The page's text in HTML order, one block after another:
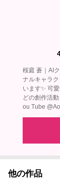
桜庭 蒼｜AI
ナルキャラ
います✨ 可
どの創作活
ou Tube
他の作品